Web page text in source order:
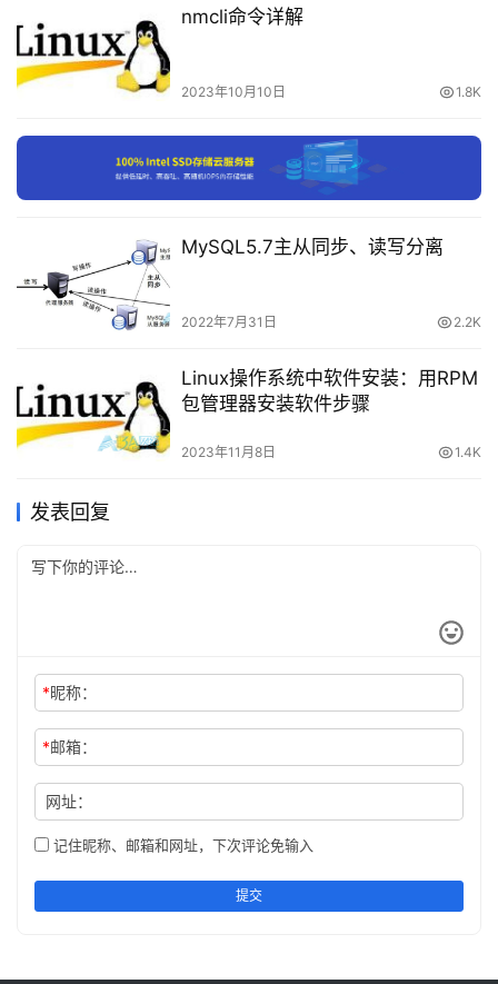
付
费
员
Cordonné”而来。中国大陆、香港、澳门、台湾、蒙古国、
新加坡、马来西亚、菲律宾、澳洲西部的时间与UTC的时差
均为+8，也就是UTC+8。
GMT：格林尼治标准时间（旧译格林威治平均时间或
格林威治标准时间；英语：Greenwich Mean Time，
GMT）是指位于英国伦敦郊区的皇家格林尼治天文台的标
准时间，因为本初子午线被定义在通过那里的经线。
设置完系统时间后,还需要同步到硬件时钟上
https://www.cnaaa.net，转载请注明出处：
https://www.cnaaa.net/archives/9207
nmcli命令详解
2023年10月10日 1.8K
MySQL5.7主从同步、读写分离
2022年7月31日 2.2K
Linux操作系统中软件安装：用RPM
包管理器安装软件步骤
2023年11月8日 1.4K
发表回复
*昵称：
*邮箱：
网址：
记住昵称、邮箱和网址，下次评论免输入
提交